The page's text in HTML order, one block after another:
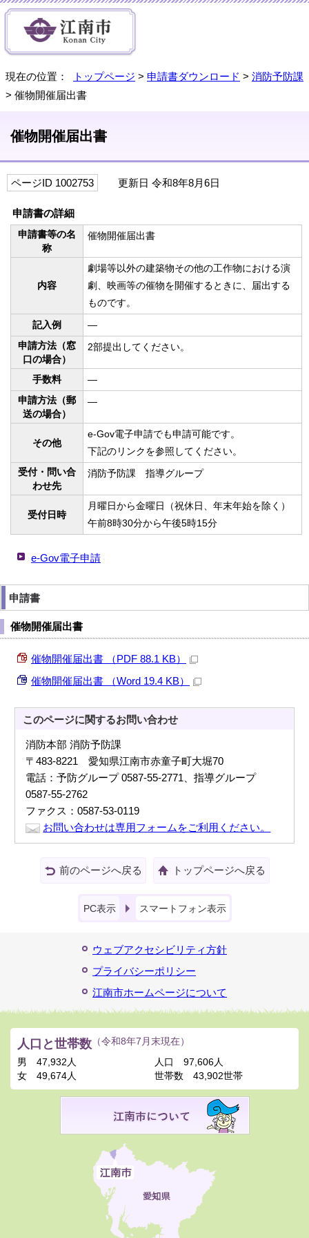
現在の位置： トップページ > 申請書ダウンロード > 消防予防課
> 催物開催届出書
催物開催届出書
ページID 1002753 更新日 令和8年8月6日
申請書の詳細
申請書等の名
称
催物開催届出書
内容
劇場等以外の建築物その他の工作物における演
劇、映画等の催物を開催するときに、届出する
ものです。
記入例
—
申請方法（窓
口の場合）
2部提出してください。
手数料
—
申請方法（郵
送の場合）
—
その他
e-Gov電子申請でも申請可能です。
下記のリンクを参照してください。
受付・問い合
わせ先
消防予防課 指導グループ
受付日時
月曜日から金曜日（祝休日、年末年始を除く）
午前8時30分から午後5時15分
e-Gov電子申請
申請書
催物開催届出書
催物開催届出書 （PDF 88.1 KB）
催物開催届出書 （Word 19.4 KB）
このページに関するお問い合わせ
消防本部 消防予防課
〒483-8221 愛知県江南市赤童子町大堀70
電話：予防グループ 0587-55-2771、指導グループ
0587-55-2762
ファクス：0587-53-0119
お問い合わせは専用フォームをご利用ください。
前のページへ戻る トップページへ戻る
PC表示 スマートフォン表示
ウェブアクセシビリティ方針
プライバシーポリシー
江南市ホームページについて
人口と世帯数 （令和8年7月末現在）
男
47,932人
女
49,674人
人口
97,606人
世帯数
43,902世帯